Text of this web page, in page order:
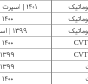
۱۴۰۱ | اسپرت اکسلنت - مدیران خودرو
۱۴۰۰ | مدیران خودرو
۱۳۹۹ | اسپرت - مدیران خودرو
۱۴۰۰ | مدیران خودرو
۱۳۹۹ | مدیران خودرو
۱۳۹۹ | مدیران خودرو
۱۴۰۰ | مدیران خودرو